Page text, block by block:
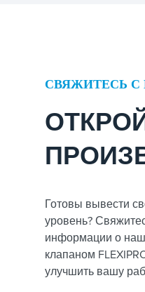
СВЯЖИТЕСЬ
Готовы вывести
уровень?
информации о
клапаном
улучшить вашу